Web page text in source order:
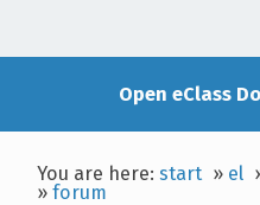
Open eClass
You are here:start » el
»forum